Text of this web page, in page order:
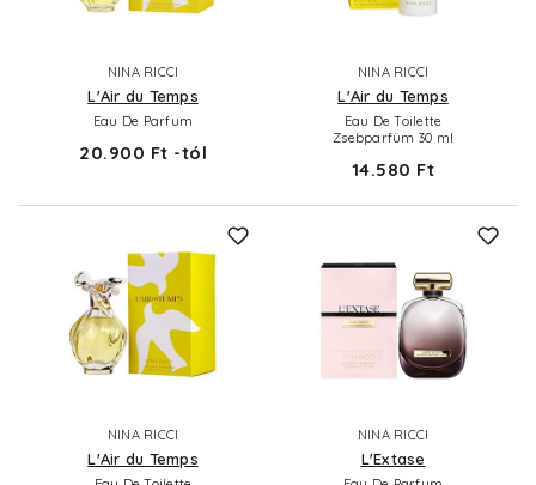
NINA RICCI
L'Air du Temps
Eau De Parfum
20.900 Ft -tól
NINA RICCI
L'Air du Temps
Eau De Toilette
Zsebparfüm 30 ml
14.580 Ft
NINA RICCI
L'Air du Temps
NINA RICCI
L'Extase